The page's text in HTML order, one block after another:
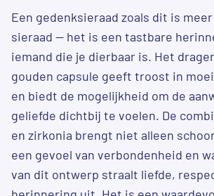
Een gedenksieraad zoals dit is
sieraad — het is een tastbare
iemand die je dierbaar is. Het
gouden capsule geeft troost in
en biedt de mogelijkheid om de
geliefde dichtbij te voelen. De
en zirkonia brengt niet alleen
een gevoel van verbondenheid en
van dit ontwerp straalt liefde,